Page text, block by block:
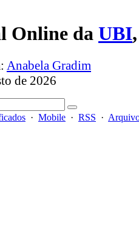
Online da UBI
Anabela Gradim
de 2026
· Mobile · RSS ·